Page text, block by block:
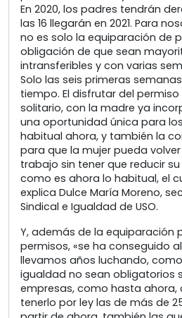
En 2020, los padres tendrán
las 16 llegarán en 2021. Para
no es solo la equiparación de
obligación de que sean
intransferibles y con varias
Solo las seis primeras
tiempo. El disfrutar del
solitario, con la madre ya
una oportunidad única para
habitual ahora, y también la
para que la mujer pueda
trabajo sin tener que reducir
como es ahora lo habitual, el
explica Dulce María Moreno,
Sindical e Igualdad de USO.
Y, además de la equiparación
permisos, «se ha conseguido
llevamos años luchando,
igualdad no sean obligatorios
empresas, como hasta ahora,
tenerlo por ley las de más de